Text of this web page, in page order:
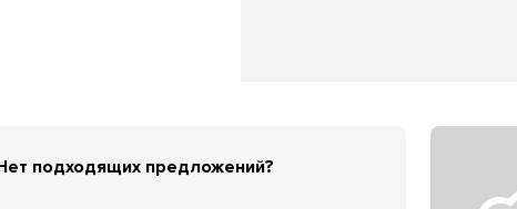
подходящих предложений?